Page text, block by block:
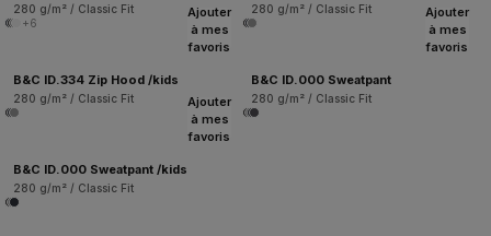
280 g/m² / Classic Fit
+6
280 g/m² / Classic Fit
Ajouter
à mes
favoris
B&C ID.334 Zip Hood /kids
280 g/m² / Classic Fit
Ajouter
à mes
favoris
B&C ID.000 Sweatpant
280 g/m² / Classic Fit
Ajouter
à mes
favoris
B&C ID.000 Sweatpant /kids
280 g/m² / Classic Fit